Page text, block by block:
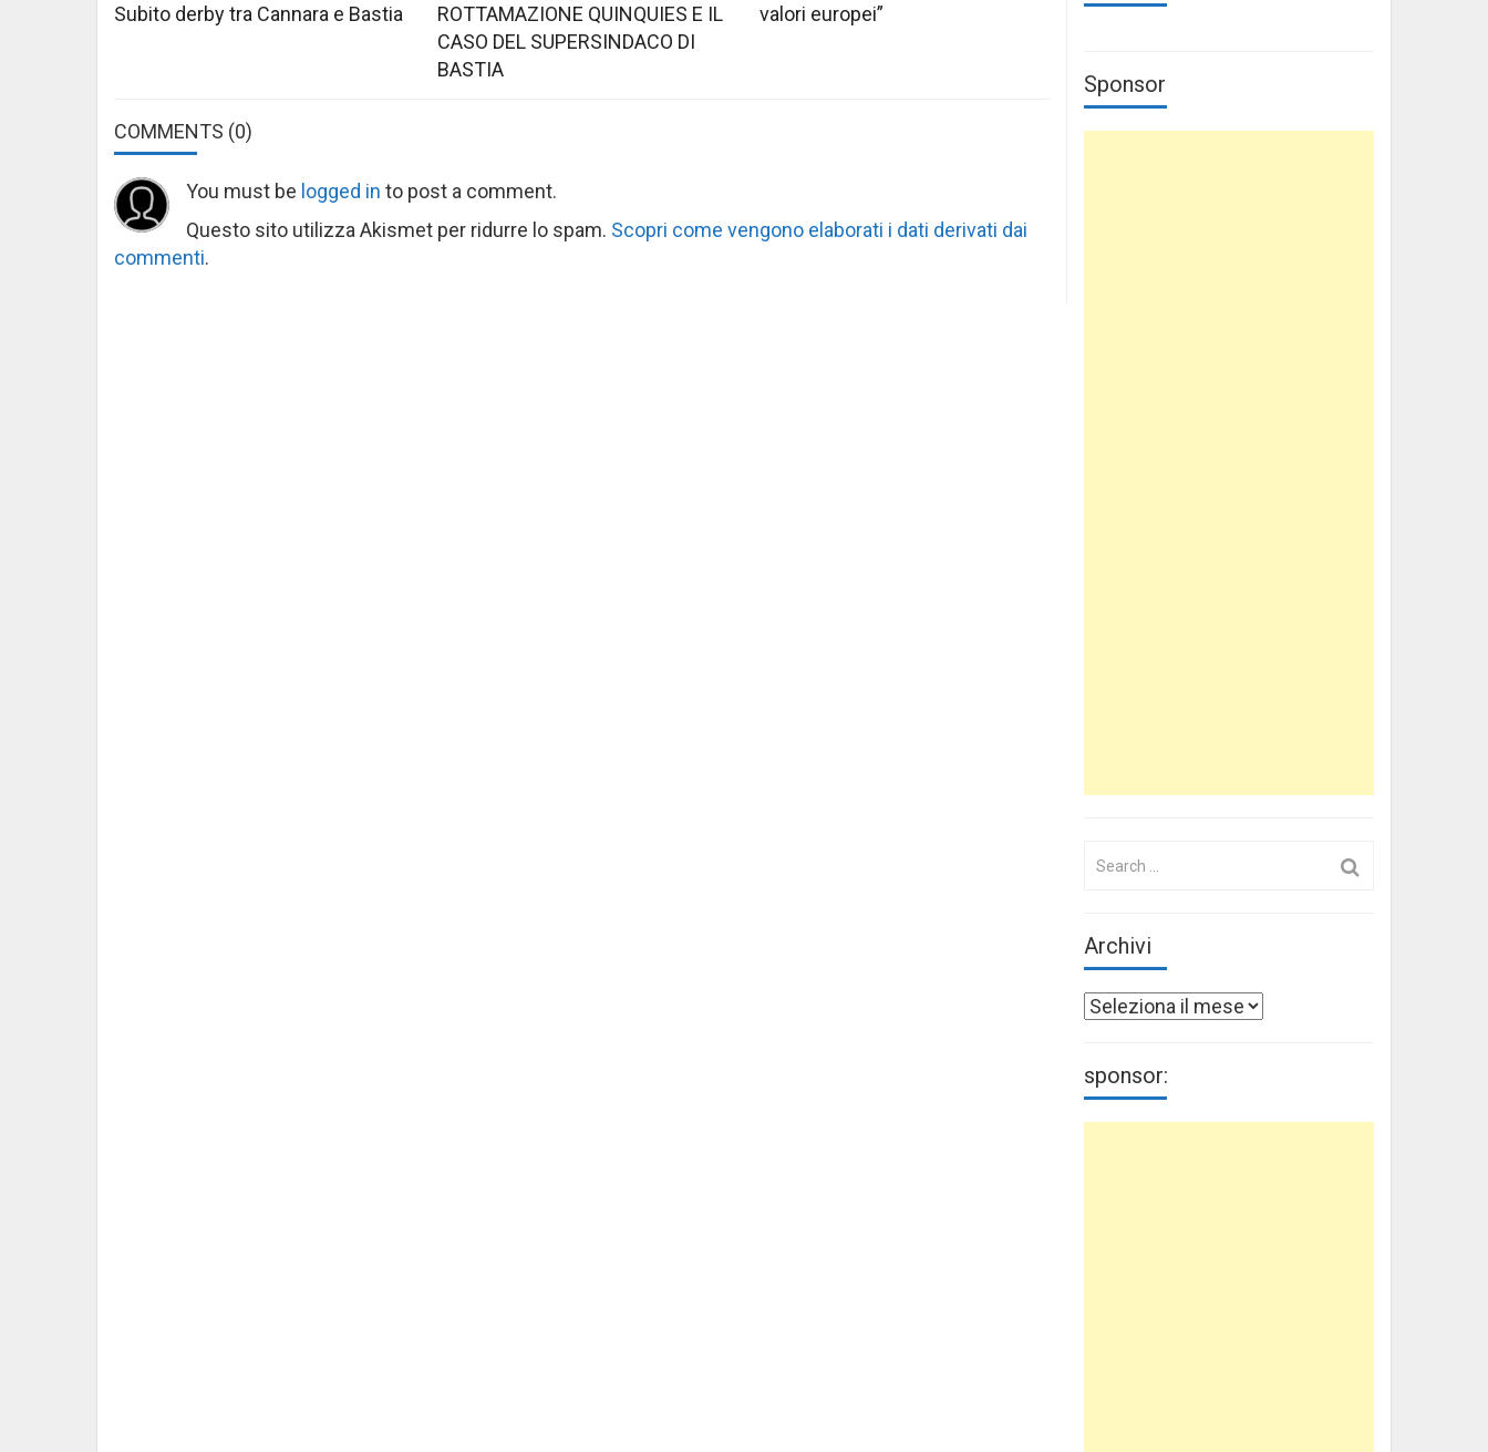
Subito derby tra Cannara e Bastia
ROTTAMAZIONE QUINQUIES E IL
CASO DEL SUPERSINDACO DI
BASTIA
valori europei”
COMMENTS (0)
You must be logged in to post a comment.
Questo sito utilizza Akismet per ridurre lo spam. Scopri come vengono elaborati i dati derivati dai
commenti.
Sponsor
Archivi
Archivi
sponsor: